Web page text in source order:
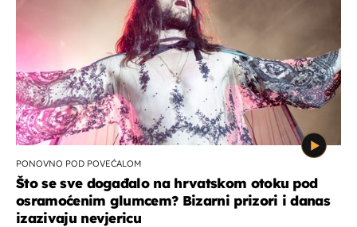
PONOVNO POD POVEĆALOM
Što se sve događalo na hrvatskom otoku pod
osramoćenim glumcem? Bizarni prizori i danas
izazivaju nevjericu